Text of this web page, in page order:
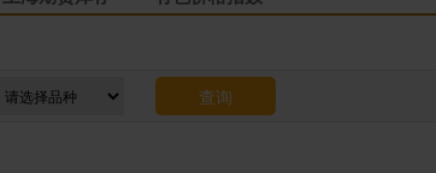
查询